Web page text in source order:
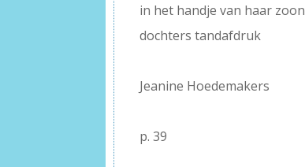
in het handje van haar zoon
dochters tandafdruk
Jeanine Hoedemakers
p. 39